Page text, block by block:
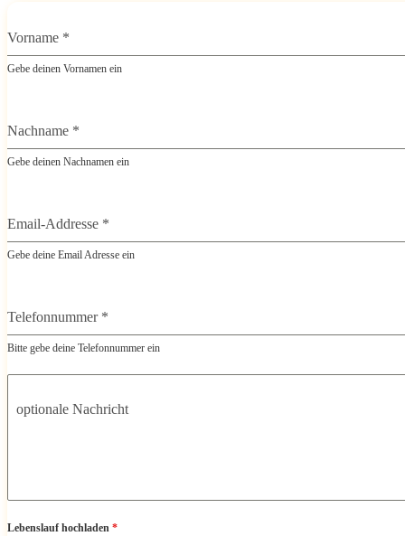
Vorname *
Gebe deinen Vornamen ein
Nachname *
Gebe deinen Nachnamen ein
Email-Addresse *
Gebe deine Email Adresse ein
Telefonnummer *
Bitte gebe deine Telefonnummer ein
optionale Nachricht
Lebenslauf hochladen *